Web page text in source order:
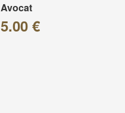
Avocat
5.00 €